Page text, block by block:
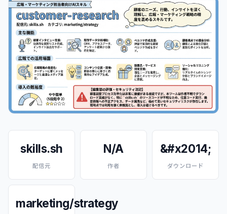
skills.sh
配信元
N/A
作者
&#x2014;
ダウンロード
marketing/strategy